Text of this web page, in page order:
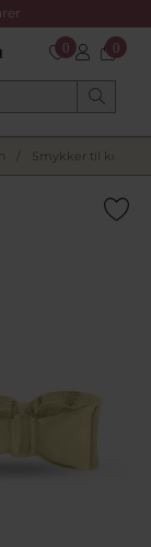
0 0
Smykker til